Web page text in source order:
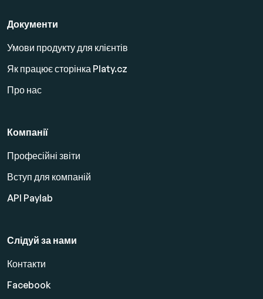
Документи
Умови продукту для клієнтів
Як працює сторінка Platy.cz
Про нас
Компанії
Професійні звіти
Вступ для компаній
API Paylab
Слідуй за нами
Контакти
Facebook